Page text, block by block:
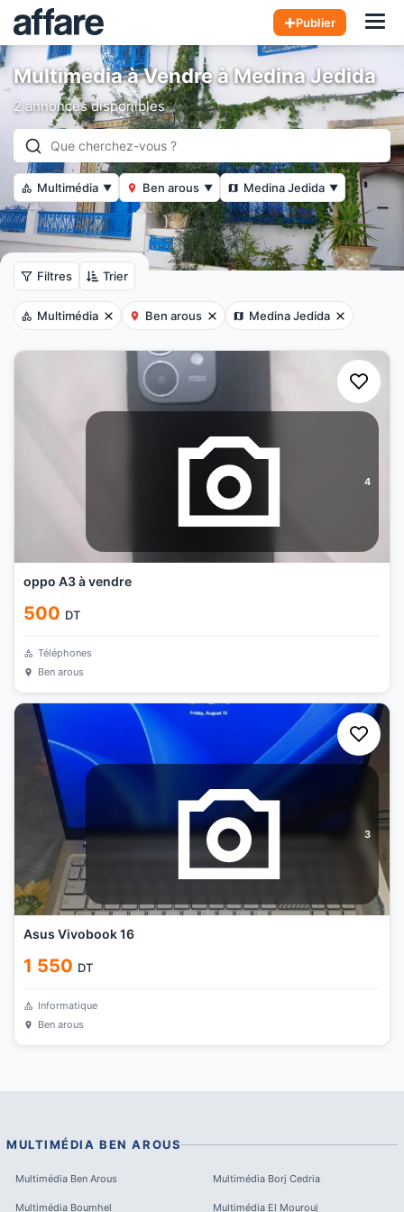
Publier
Multimédia à Vendre à Medina Jedida
2 annonces disponibles
Multimédia ▼ Ben arous ▼ Medina Jedida ▼
Filtres Trier
Multimédia Ben arous Medina Jedida
4
oppo A3 à vendre
500 DT
Téléphones
Ben arous
3
Asus Vivobook 16
1 550 DT
Informatique
Ben arous
MULTIMÉDIA BEN AROUS
Multimédia Ben Arous Multimédia Borj Cedria
Multimédia Boumhel Multimédia El Mourouj